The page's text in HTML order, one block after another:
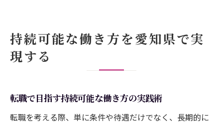
持続可能な働き方を愛知県で実
現する
転職で目指す持続可能な働き方の実践術
転職を考える際、単に条件や待遇だけでなく、長期的に